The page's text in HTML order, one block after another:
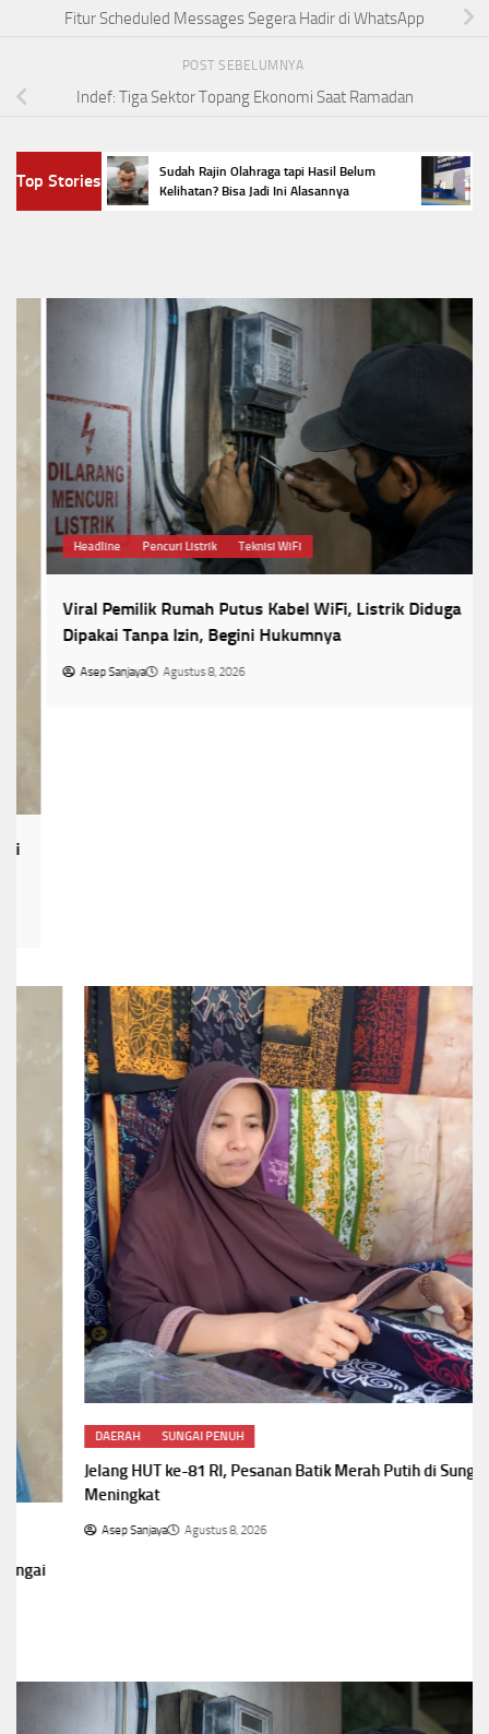
Fitur Scheduled Messages Segera Hadir di WhatsApp
POST SEBELUMNYA
Indef: Tiga Sektor Topang Ekonomi Saat Ramadan
Top Stories
Sudah Rajin Olahraga tapi Hasil Belum
Kelihatan? Bisa Jadi Ini Alasannya
Headline Pencuri Listrik Teknisi WiFi
Viral Pemilik Rumah Putus Kabel WiFi, Listrik Diduga
Dipakai Tanpa Izin, Begini Hukumnya
Asep Sanjaya Agustus 8, 2026
SUNGAI PENUH
Jelang HUT ke-81 RI, Pesanan Batik Merah Putih di Sungai Penuh
Meningkat
Asep Sanjaya Agustus 8, 2026